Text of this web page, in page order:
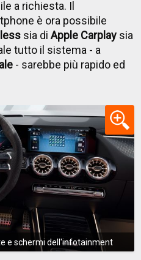
a richiesta. Il
è ora possibile
sia diApple Carplay sia
tutto il sistema - a
- sarebbe più rapido ed
e schermi dell'infotainment